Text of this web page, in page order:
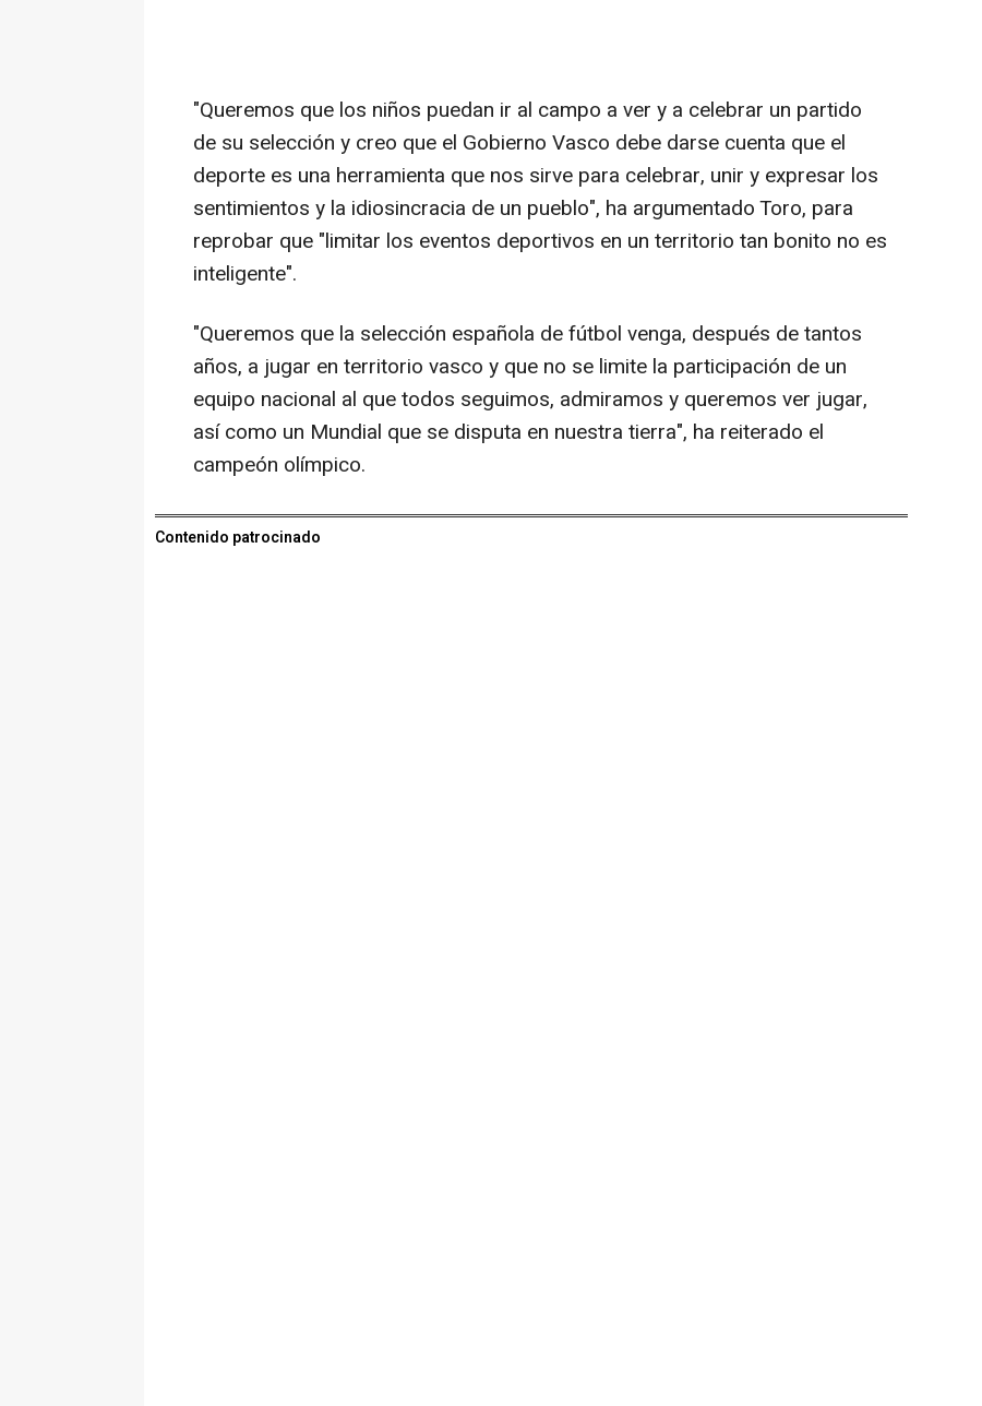
"Queremos que los niños puedan ir al campo a ver y a celebrar un partido
de su selección y creo que el Gobierno Vasco debe darse cuenta que el
deporte es una herramienta que nos sirve para celebrar, unir y expresar los
sentimientos y la idiosincracia de un pueblo", ha argumentado Toro, para
reprobar que "limitar los eventos deportivos en un territorio tan bonito no es
inteligente".
"Queremos que la selección española de fútbol venga, después de tantos
años, a jugar en territorio vasco y que no se limite la participación de un
equipo nacional al que todos seguimos, admiramos y queremos ver jugar,
así como un Mundial que se disputa en nuestra tierra", ha reiterado el
campeón olímpico.
Contenido patrocinado